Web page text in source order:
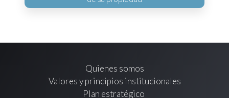
Quienes somos
Valores y principios institucionales
Plan estratégico